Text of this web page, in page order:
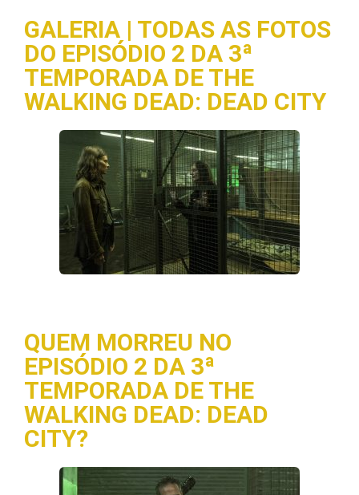
GALERIA | TODAS AS FOTOS
DO EPISÓDIO 2 DA 3ª
TEMPORADA DE THE
WALKING DEAD: DEAD CITY
QUEM MORREU NO
EPISÓDIO 2 DA 3ª
TEMPORADA DE THE
WALKING DEAD: DEAD
CITY?